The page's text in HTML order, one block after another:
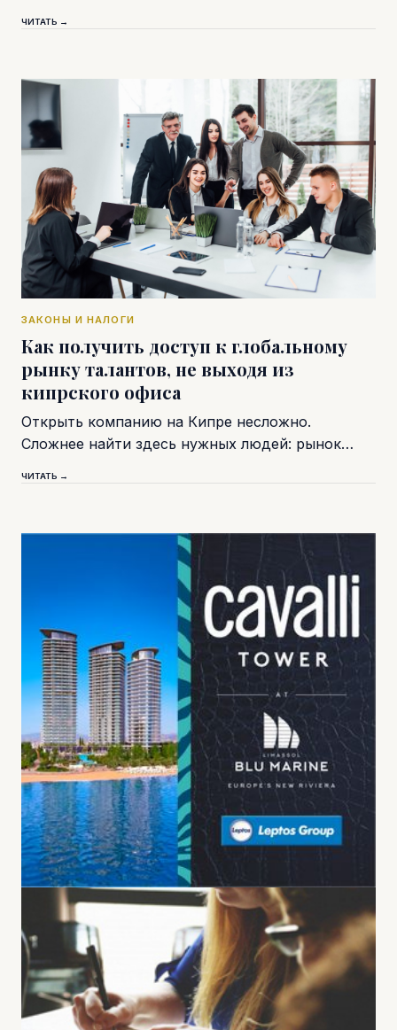
ЧИТАТЬ →
ЗАКОНЫ И НАЛОГИ
Как получить доступ к глобальному
рынку талантов, не выходя из
кипрского офиса
Открыть компанию на Кипре несложно.
Сложнее найти здесь нужных людей: рынок…
ЧИТАТЬ →